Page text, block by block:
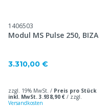
1406503
Modul MS Pulse 250, BIZA
3.310,00 €
zzgl. 19% MwSt. / Preis pro Stück
inkl. MwSt. 3.938,90 € / zzgl.
Versandkosten